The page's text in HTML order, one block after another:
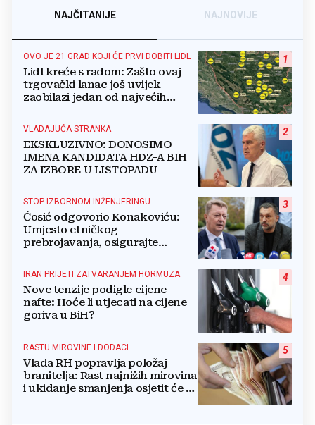
NAJČITANIJE NAJNOVIJE
1
OVO JE 21 GRAD KOJI ĆE PRVI DOBITI LIDL
Lidl kreće s radom: Zašto ovaj
trgovački lanac još uvijek
zaobilazi jedan od najvećih
2
VLADAJUĆA STRANKA
EKSKLUZIVNO: DONOSIMO
IMENA KANDIDATA HDZ-A BIH
ZA IZBORE U LISTOPADU
3
STOP IZBORNOM INŽENJERINGU
Ćosić odgovorio Konakoviću:
Umjesto etničkog
prebrojavanja, osigurajte
4
IRAN PRIJETI ZATVARANJEM HORMUZA
Nove tenzije podigle cijene
nafte: Hoće li utjecati na cijene
goriva u BiH?
5
RASTU MIROVINE I DODACI
Vlada RH popravlja položaj
branitelja: Rast najnižih mirovina
i ukidanje smanjenja osjetit će se